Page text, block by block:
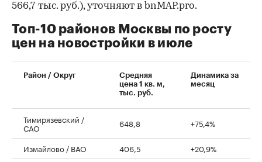
00:00 / 00:00
566,7 тыс. руб.), уточняют в bnMAP.pro.
Топ-10 районов Москвы по росту
цен на новостройки в июле
Район / Округ
Средняя
цена 1 кв. м,
тыс. руб.
Динамика за
месяц
Тимирязевский /
САО 648,8 +75,4%
Измайлово / ВАО 406,5
+20,9%